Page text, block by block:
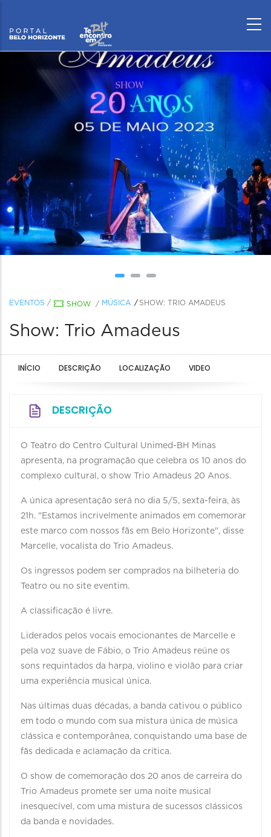
EVENTOS / SHOW / MÚSICA SHOW: TRIO AMADEUS
Show: Trio Amadeus
INÍCIO DESCRIÇÃO LOCALIZAÇÃO VIDEO
DESCRIÇÃO
O Teatro do Centro Cultural Unimed-BH Minas
apresenta, na programação que celebra os 10 anos do
complexo cultural, o show Trio Amadeus 20 Anos.
A única apresentação será no dia 5/5, sexta-feira, às
21h. "Estamos incrivelmente animados em comemorar
este marco com nossos fãs em Belo Horizonte", disse
Marcelle, vocalista do Trio Amadeus.
Os ingressos podem ser comprados na bilheteria do
Teatro ou no site eventim.
A classificação é livre.
Liderados pelos vocais emocionantes de Marcelle e
pela voz suave de Fábio, o Trio Amadeus reúne os
sons requintados da harpa, violino e violão para criar
uma experiência musical única.
Nas últimas duas décadas, a banda cativou o público
em todo o mundo com sua mistura única de música
clássica e contemporânea, conquistando uma base de
fãs dedicada e aclamação da crítica.
O show de comemoração dos 20 anos de carreira do
Trio Amadeus promete ser uma noite musical
inesquecível, com uma mistura de sucessos clássicos
da banda e novidades.